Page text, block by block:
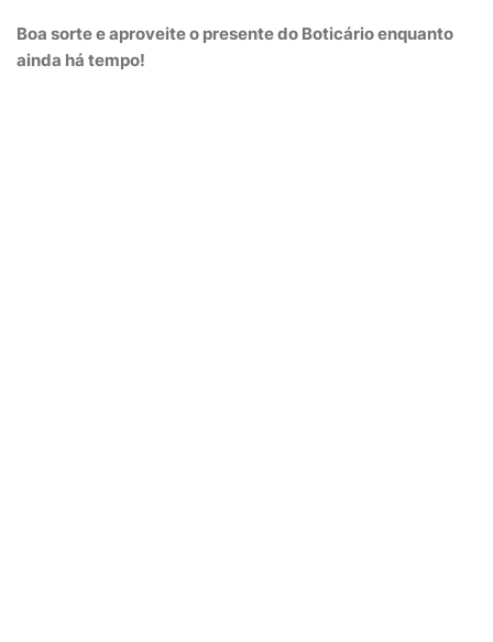
Boa sorte e aproveite o presente do Boticário enquanto
ainda há tempo!